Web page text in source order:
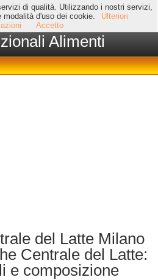
di qualità. Utilizzando i nostri servizi,
modalità d'uso dei cookie.
Ulteriori
Accetto
Alimenti
del Latte Milano
Centrale del Latte:
e composizione